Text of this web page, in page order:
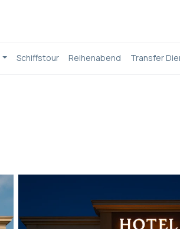
Schiffstour Reihenabend Transfer